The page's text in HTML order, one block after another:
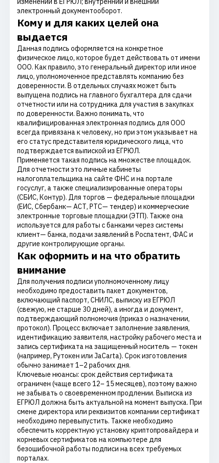
электронный документооборот.
Кому и для каких целей она
выдается
Данная подпись оформляется на конкретное
физическое лицо, которое будет действовать от имени
ООО. Как правило, это генеральный директор или иное
лицо, уполномоченное представлять компанию без
доверенности. В отдельных случаях может быть
выпущена подпись на главного бухгалтера для сдачи
отчетности или на сотрудника для участия в закупках
по доверенности. Важно понимать, что
квалифицированная электронная подпись для ООО
всегда привязана к человеку, но при этом указывает на
его статус представителя юридического лица, что
подтверждается выпиской из ЕГРЮЛ.
Применяется такая подпись на множестве площадок.
Для отчетности это личные кабинеты
налогоплательщика на сайте ФНС и на портале
госуслуг, а также специализированные операторы
(СБИС, Контур). Для торгов — федеральные площадки
(ЕИС, Сбербанк— АСТ, РТС— тендер) и коммерческие
электронные торговые площадки (ЭТП). Также она
используется для работы с банками через системы
клиент— банка, подачи заявлений в Роспатент, ФАС и
другие контролирующие органы.
Как оформить и на что обратить
внимание
Для получения подписи уполномоченному лицу
необходимо предоставить пакет документов,
включающий паспорт, СНИЛС, выписку из ЕГРЮЛ
(свежую, не старше 30 дней), а иногда и документ,
подтверждающий полномочия (приказ о назначении,
протокол). Процесс включает заполнение заявления,
идентификацию заявителя, настройку рабочего места и
запись сертификата на защищенный носитель — токен
(например, Рутокен или JaCarta). Срок изготовления
обычно занимает 1–2 рабочих дня.
Ключевые нюансы: срок действия сертификата
ограничен (чаще всего 12– 15 месяцев), поэтому важно
не забывать о своевременном продлении. Выписка из
ЕГРЮЛ должна быть актуальной на момент выпуска. При
смене директора или реквизитов компании сертификат
необходимо перевыпустить. Также необходимо
обеспечить корректную установку криптопровайдера и
корневых сертификатов на компьютере для
безошибочной работы подписи на всех требуемых
порталах.